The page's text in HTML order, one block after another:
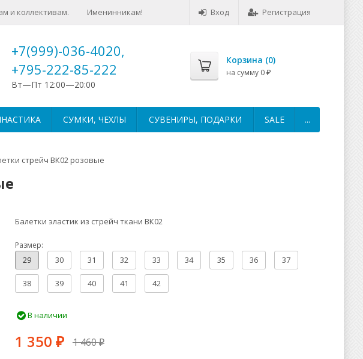
и коллективам. Именинникам! Вход Регистрация
+7(999)-036-4020,
+795-222-85-222
Вт—Пт 12:00—20:00
Корзина (0)
на сумму 0 ₽
СУМКИ, ЧЕХЛЫ СУВЕНИРЫ, ПОДАРКИ SALE ...
стрейч ВК02 розовые
Балетки эластик из стрейч ткани ВК02
Размер:
29 30 31 32 33 34 35 36 37
38 39 40 41 42
В наличии
1 350 ₽ 1 460₽